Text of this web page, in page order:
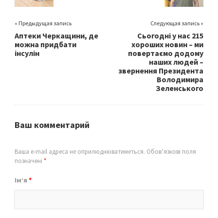
« Предыдущая запись
Аптеки Черкащини, де
можна придбати
інсулін
Следующая запись »
Сьогодні у нас 215
хороших новин – ми
повертаємо додому
наших людей –
звернення Президента
Володимира
Зеленського
Ваш комментарий
Ваша e-mail адреса не оприлюднюватиметься. Обов’язкові поля
позначені *
Ім’я *